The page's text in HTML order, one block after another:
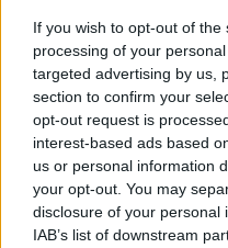
If you wish to opt-out of
processing of your
targeted advertising by us,
section to confirm your
opt-out request is
interest-based ads based
us or personal information
your opt-out. You may
disclosure of your personal
IAB’s list of downstream
Aggius
amate